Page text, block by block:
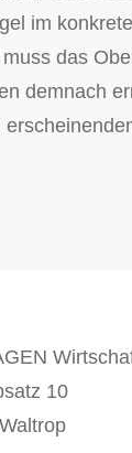
im
das
demnach
10